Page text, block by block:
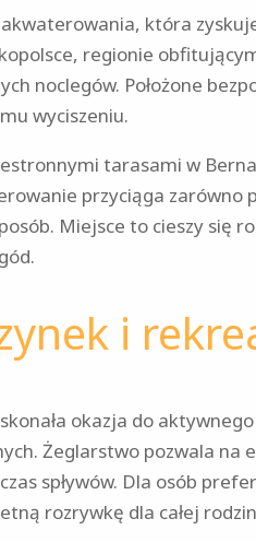
która
regionie
noclegów. Położone
wyciszeniu.
tarasami w
przyciąga
Miejsce to cieszy się
i
okazja do
Żeglarstwo pozwala
spływów. Dla osób
rozrywkę dla całej